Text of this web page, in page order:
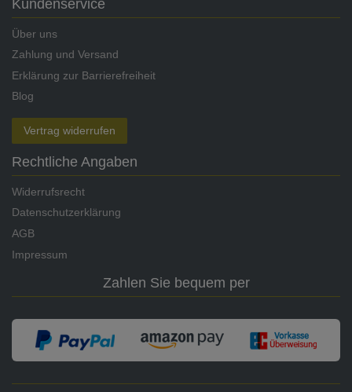
Kundenservice
Über uns
Zahlung und Versand
Erklärung zur Barrierefreiheit
Blog
Vertrag widerrufen
Rechtliche Angaben
Widerrufsrecht
Datenschutzerklärung
AGB
Impressum
Zahlen Sie bequem per